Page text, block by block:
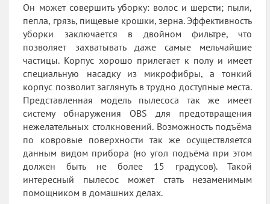
Он может совершить уборку: волос и шерсти; пыли,
пепла, грязь, пищевые крошки, зерна. Эффективность
уборки заключается в двойном фильтре, что
позволяет захватывать даже самые мельчайшие
частицы. Корпус хорошо прилегает к полу и имеет
специальную насадку из микрофибры, а тонкий
корпус позволит заглянуть в трудно доступные места.
Представленная модель пылесоса так же имеет
систему обнаружения ОВS для предотвращения
нежелательных столкновений. Возможность подъёма
по ковровые поверхности так же осуществляется
данным видом прибора (но угол подъёма при этом
должен быть не более 15 градусов). Такой
интересный пылесос может стать незаменимым
помощником в домашних делах.